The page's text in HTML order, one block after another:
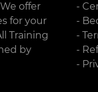
offer
for your
Training
by
-
-
-
-
-